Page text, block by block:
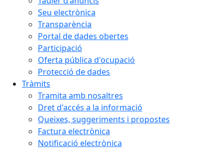
Seu electrònica
Transparència
Portal de dades obertes
Participació
Oferta pública d'ocupació
Protecció de dades
Tràmits
Tramita amb nosaltres
Dret d'accés a la informació
Queixes, suggeriments i propostes
Factura electrònica
Notificació electrònica